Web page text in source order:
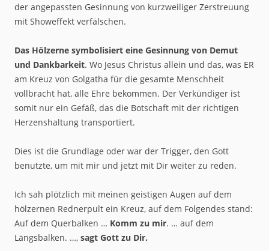
der angepassten Gesinnung von kurzweiliger Zerstreuung
mit Showeffekt verfälschen.
Das Hölzerne symbolisiert eine Gesinnung von Demut
und Dankbarkeit. Wo Jesus Christus allein und das, was ER
am Kreuz von Golgatha für die gesamte Menschheit
vollbracht hat, alle Ehre bekommen. Der Verkündiger ist
somit nur ein Gefäß, das die Botschaft mit der richtigen
Herzenshaltung transportiert.
Dies ist die Grundlage oder war der Trigger, den Gott
benutzte, um mit mir und jetzt mit Dir weiter zu reden.
Ich sah plötzlich mit meinen geistigen Augen auf dem
hölzernen Rednerpult ein Kreuz, auf dem Folgendes stand:
Auf dem Querbalken … Komm zu mir. … auf dem
Längsbalken. …, sagt Gott zu Dir.